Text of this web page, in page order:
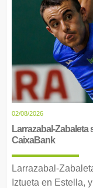
02/08/2026
Larrazabal-
CaixaBank
Larrazabal-
Iztueta en Estella,